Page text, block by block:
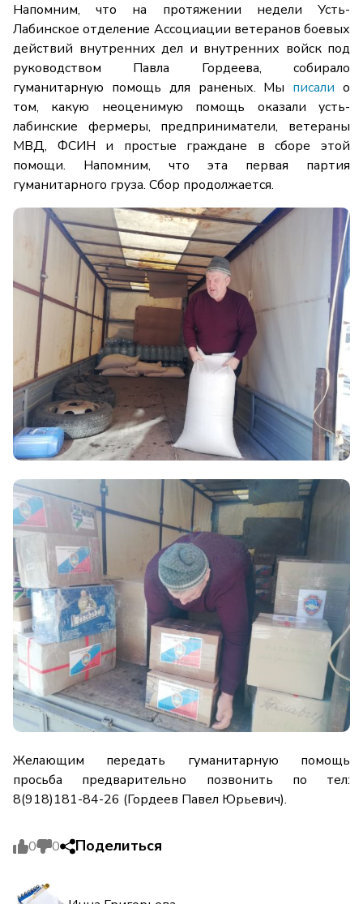
Напомним, что на протяжении недели Усть-
Лабинское отделение Ассоциации ветеранов боевых
действий внутренних дел и внутренних войск под
руководством Павла Гордеева, собирало
гуманитарную помощь для раненых. Мы писали о
том, какую неоценимую помощь оказали усть-
лабинские фермеры, предприниматели, ветераны
МВД, ФСИН и простые граждане в сборе этой
помощи. Напомним, что эта первая партия
гуманитарного груза. Сбор продолжается.
Желающим передать гуманитарную помощь
просьба предварительно позвонить по тел:
8(918)181-84-26 (Гордеев Павел Юрьевич).
0 0 Поделиться